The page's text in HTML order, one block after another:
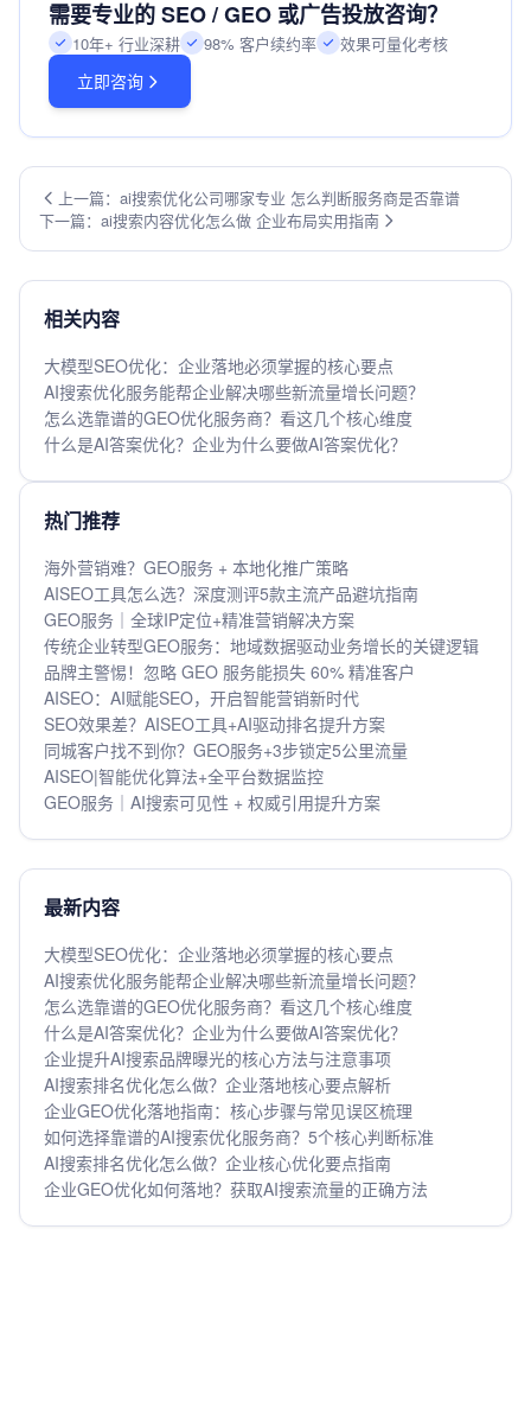
需要专业的 SEO / GEO 或广告投放咨询？
10年+ 行业深耕 98% 客户续约率 效果可量化考核
立即咨询
上一篇：ai搜索优化公司哪家专业 怎么判断服务商是否靠谱
下一篇：ai搜索内容优化怎么做 企业布局实用指南
相关内容
大模型SEO优化：企业落地必须掌握的核心要点
AI搜索优化服务能帮企业解决哪些新流量增长问题？
怎么选靠谱的GEO优化服务商？看这几个核心维度
什么是AI答案优化？企业为什么要做AI答案优化？
热门推荐
海外营销难？GEO服务 + 本地化推广策略
AISEO工具怎么选？深度测评5款主流产品避坑指南
GEO服务｜全球IP定位+精准营销解决方案
传统企业转型GEO服务：地域数据驱动业务增长的关键逻辑
品牌主警惕！忽略 GEO 服务能损失 60% 精准客户
AISEO：AI赋能SEO，开启智能营销新时代
SEO效果差？AISEO工具+AI驱动排名提升方案
同城客户找不到你？GEO服务+3步锁定5公里流量
AISEO|智能优化算法+全平台数据监控
GEO服务｜AI搜索可见性 + 权威引用提升方案
最新内容
大模型SEO优化：企业落地必须掌握的核心要点
AI搜索优化服务能帮企业解决哪些新流量增长问题？
怎么选靠谱的GEO优化服务商？看这几个核心维度
什么是AI答案优化？企业为什么要做AI答案优化？
企业提升AI搜索品牌曝光的核心方法与注意事项
AI搜索排名优化怎么做？企业落地核心要点解析
企业GEO优化落地指南：核心步骤与常见误区梳理
如何选择靠谱的AI搜索优化服务商？5个核心判断标准
AI搜索排名优化怎么做？企业核心优化要点指南
企业GEO优化如何落地？获取AI搜索流量的正确方法